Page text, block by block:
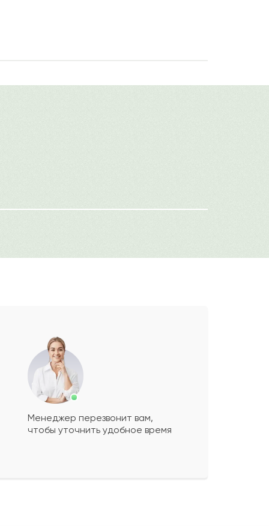
будет+?
Менеджер перезвонит вам,
чтобы уточнить удобное время